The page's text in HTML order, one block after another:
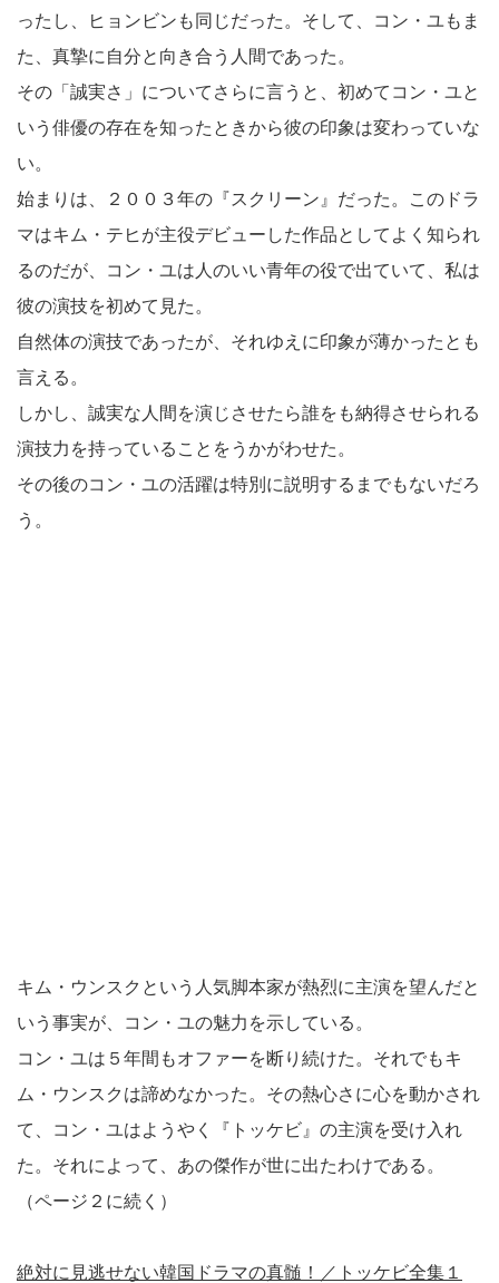
ったし、ヒョンビンも同じだった。そして、コン・ユもま
た、真摯に自分と向き合う人間であった。
その「誠実さ」についてさらに言うと、初めてコン・ユと
いう俳優の存在を知ったときから彼の印象は変わっていな
い。
始まりは、２００３年の『スクリーン』だった。このドラ
マはキム・テヒが主役デビューした作品としてよく知られ
るのだが、コン・ユは人のいい青年の役で出ていて、私は
彼の演技を初めて見た。
自然体の演技であったが、それゆえに印象が薄かったとも
言える。
しかし、誠実な人間を演じさせたら誰をも納得させられる
演技力を持っていることをうかがわせた。
その後のコン・ユの活躍は特別に説明するまでもないだろ
う。
キム・ウンスクという人気脚本家が熱烈に主演を望んだと
いう事実が、コン・ユの魅力を示している。
コン・ユは５年間もオファーを断り続けた。それでもキ
ム・ウンスクは諦めなかった。その熱心さに心を動かされ
て、コン・ユはようやく『トッケビ』の主演を受け入れ
た。それによって、あの傑作が世に出たわけである。
（ページ２に続く）
絶対に見逃せない韓国ドラマの真髄！／トッケビ全集１